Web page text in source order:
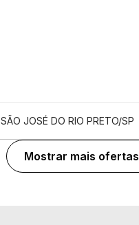
SÃO JOSÉ DO RIO PRETO/SP
Mostrar mais ofertas